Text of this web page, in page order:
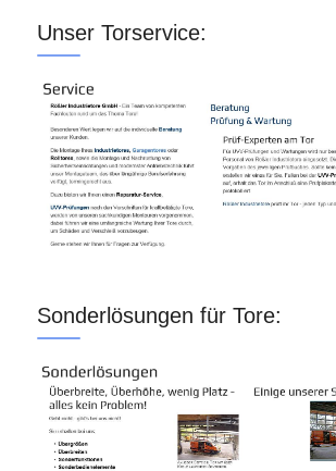
Unser Torservice:
Sonderlösungen für Tore: